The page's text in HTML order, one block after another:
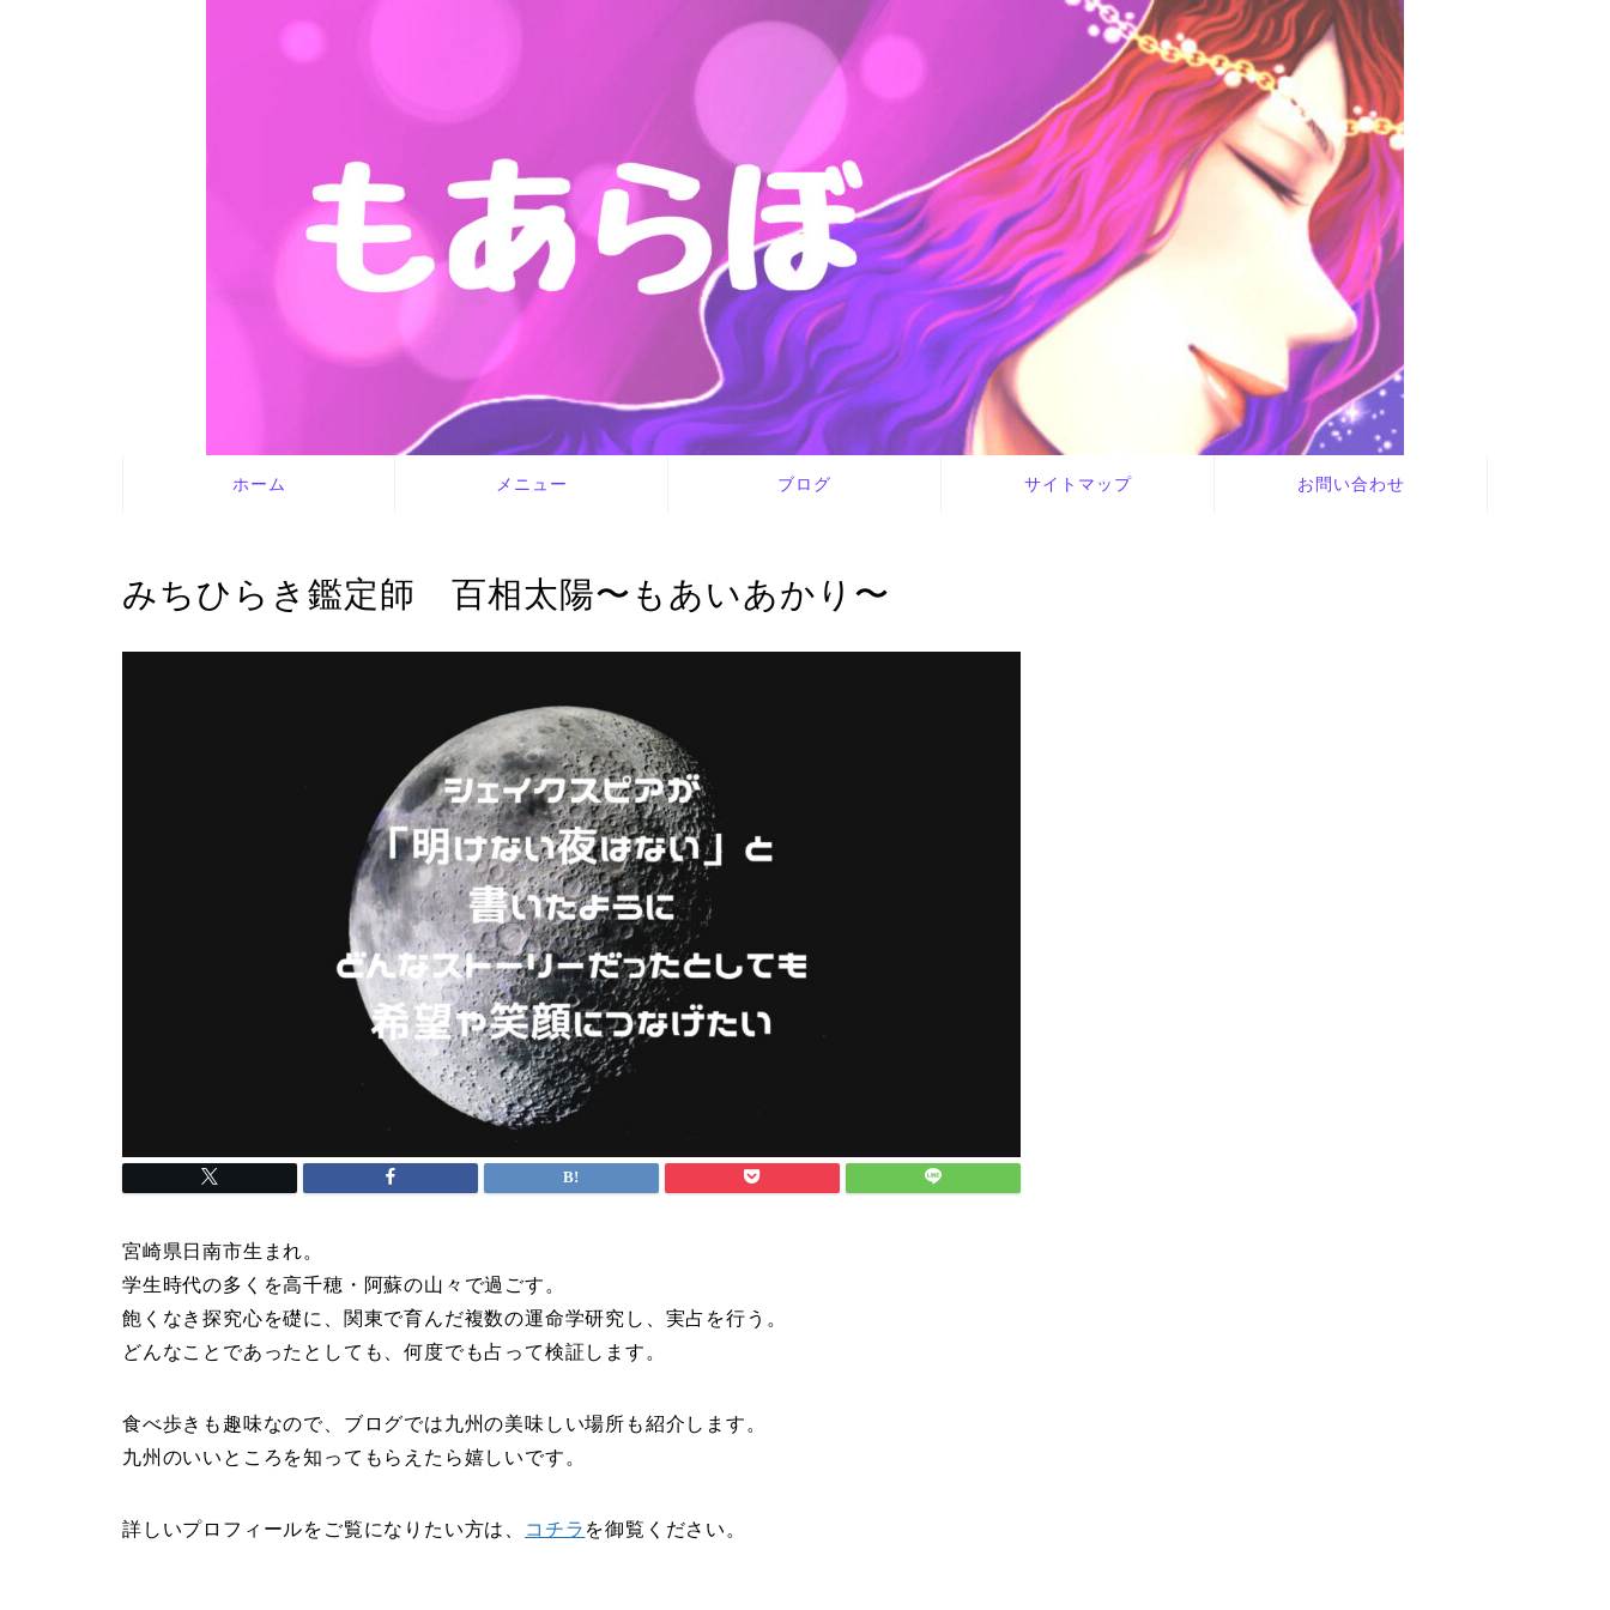
ホーム メニュー ブログ サイトマップ お問い合わせ
みちひらき鑑定師 百相太陽〜もあいあかり〜
宮崎県日南市生まれ。
学生時代の多くを高千穂・阿蘇の山々で過ごす。
飽くなき探究心を礎に、関東で育んだ複数の運命学研究し、実占を行う。
どんなことであったとしても、何度でも占って検証します。
食べ歩きも趣味なので、ブログでは九州の美味しい場所も紹介します。
九州のいいところを知ってもらえたら嬉しいです。
詳しいプロフィールをご覧になりたい方は、 コチラ を御覧ください。